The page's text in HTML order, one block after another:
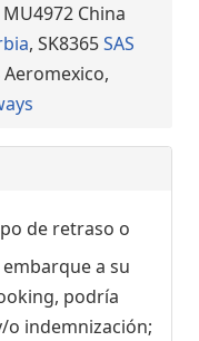
China
, SK8365SAS
Aeromexico,
de retraso o
a su
podría
o indemnización;